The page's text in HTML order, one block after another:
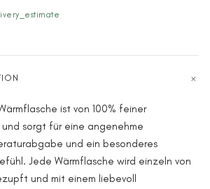
ist von 100% feiner
sorgt für eine angenehme
und ein besonderes
Jede Wärmflasche wird einzeln von
und mit einem liebevoll